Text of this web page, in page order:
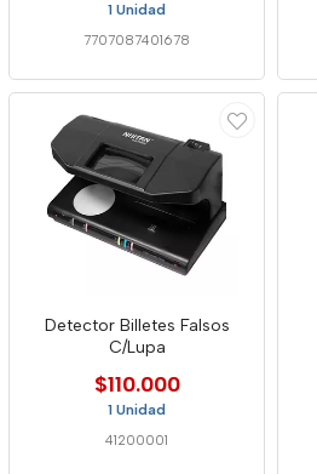
1 Unidad
7707087401678
Detector Billetes Falsos
C/Lupa
$110.000
1 Unidad
41200001